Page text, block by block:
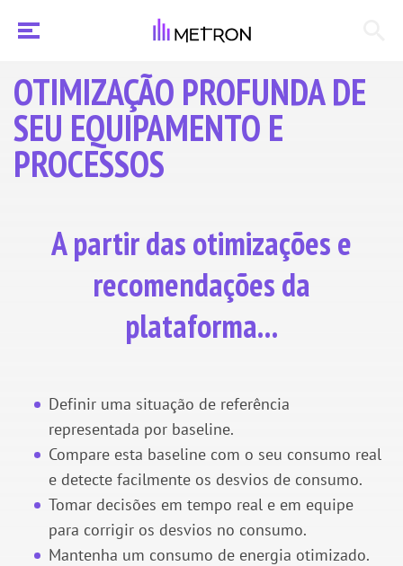
OTIMIZAÇÃO PROFUNDA DE
SEU EQUIPAMENTO E
PROCESSOS
A partir das otimizações e
recomendações da
plataforma...
Definir uma situação de referência
representada por baseline.
Compare esta baseline com o seu consumo real
e detecte facilmente os desvios de consumo.
Tomar decisões em tempo real e em equipe
para corrigir os desvios no consumo.
Mantenha um consumo de energia otimizado.